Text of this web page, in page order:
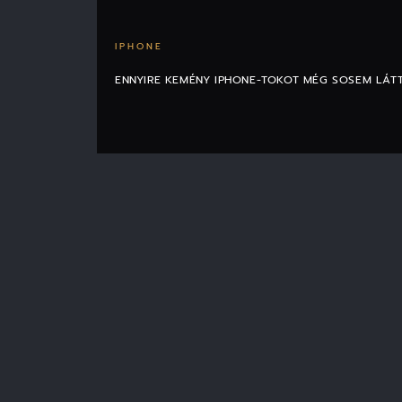
IPHONE
ENNYIRE KEMÉNY IPHONE-TOKOT MÉG SOSEM